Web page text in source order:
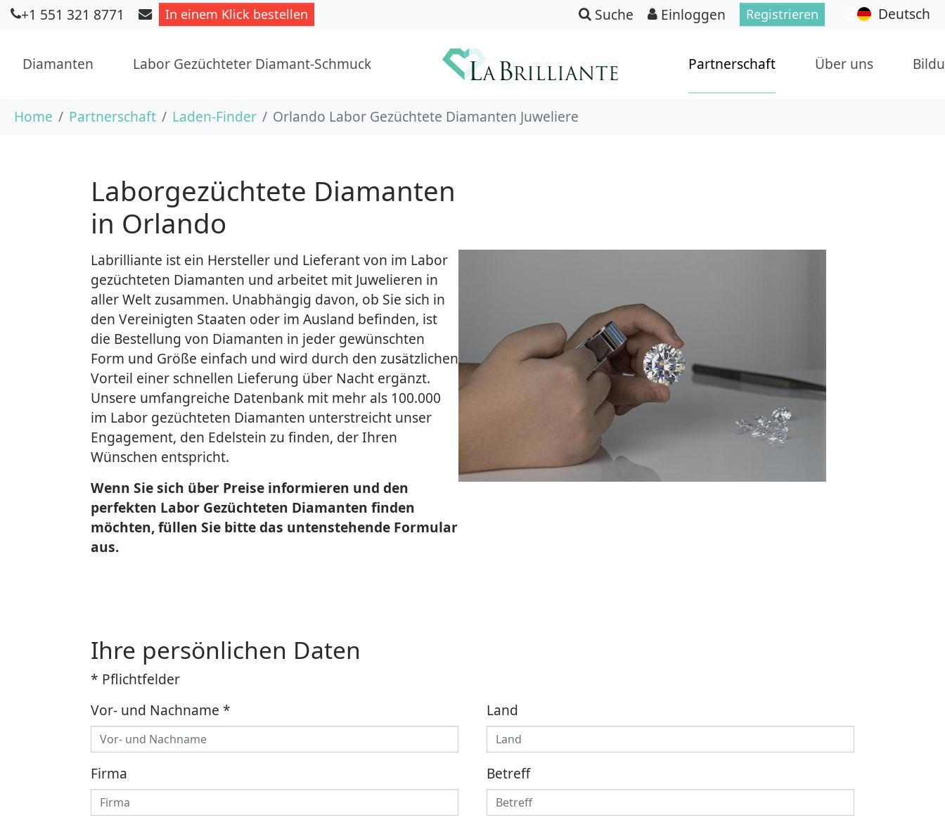
Skip to main content
+1 551 321 8771 In einem Klick bestellen Suche Einloggen Registrieren Deutsch
Diamanten Labor Gezüchteter Diamant-Schmuck Partnerschaft Über uns
You are here:
Home Partnerschaft Laden-Finder Orlando Labor Gezüchtete Diamanten Juweliere
Laborgezüchtete Diamanten
in Orlando
Labrilliante ist ein Hersteller und Lieferant von im Labor
gezüchteten Diamanten und arbeitet mit Juwelieren in
aller Welt zusammen. Unabhängig davon, ob Sie sich in
den Vereinigten Staaten oder im Ausland befinden, ist
die Bestellung von Diamanten in jeder gewünschten
Form und Größe einfach und wird durch den zusätzlichen
Vorteil einer schnellen Lieferung über Nacht ergänzt.
Unsere umfangreiche Datenbank mit mehr als 100.000
im Labor gezüchteten Diamanten unterstreicht unser
Engagement, den Edelstein zu finden, der Ihren
Wünschen entspricht.
Wenn Sie sich über Preise informieren und den
perfekten Labor Gezüchteten Diamanten finden
möchten, füllen Sie bitte das untenstehende Formular
aus.
Ihre persönlichen Daten
* Pflichtfelder
Vor- und Nachname *
Firma
Land
Betreff